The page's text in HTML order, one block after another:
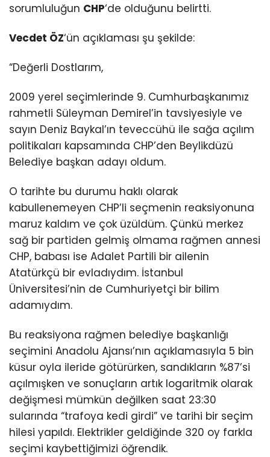
sorumluluğun CHP‘de olduğunu belirtti.
Vecdet ÖZ‘ün açıklaması şu şekilde:
“Değerli Dostlarım,
2009 yerel seçimlerinde 9. Cumhurbaşkanımız
rahmetli Süleyman Demirel’in tavsiyesiyle ve
sayın Deniz Baykal’ın teveccühü ile sağa açılım
politikaları kapsamında CHP’den Beylikdüzü
Belediye başkan adayı oldum.
O tarihte bu durumu haklı olarak
kabullenemeyen CHP’li seçmenin reaksiyonuna
maruz kaldım ve çok üzüldüm. Çünkü merkez
sağ bir partiden gelmiş olmama rağmen annesi
CHP, babası ise Adalet Partili bir ailenin
Atatürkçü bir evladıydım. İstanbul
Üniversitesi’nin de Cumhuriyetçi bir bilim
adamıydım.
Bu reaksiyona rağmen belediye başkanlığı
seçimini Anadolu Ajansı’nın açıklamasıyla 5 bin
küsur oyla ileride götürürken, sandıkların %87’si
açılmışken ve sonuçların artık logaritmik olarak
değişmesi mümkün değilken saat 23:30
sularında “trafoya kedi girdi” ve tarihi bir seçim
hilesi yapıldı. Elektrikler geldiğinde 320 oy farkla
seçimi kaybettiğimizi öğrendik.